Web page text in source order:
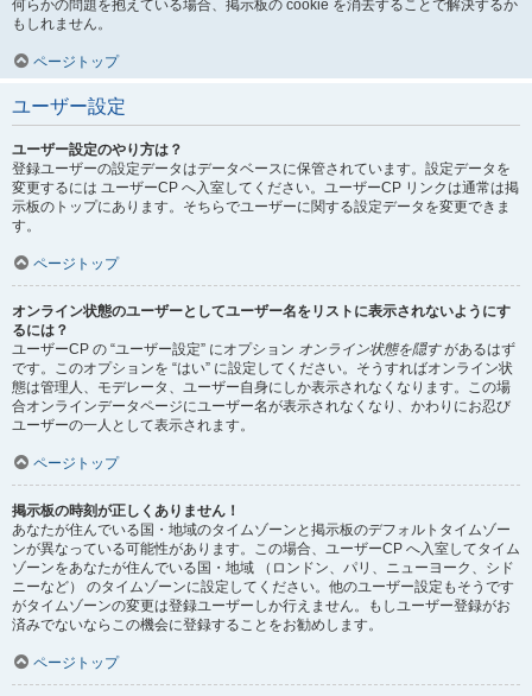
何らかの問題を抱えている場合、掲示板の cookie を消去することで解決するか
もしれません。
ページトップ
ユーザー設定
ユーザー設定のやり方は？
登録ユーザーの設定データはデータベースに保管されています。設定データを
変更するには ユーザーCP へ入室してください。ユーザーCP リンクは通常は掲
示板のトップにあります。そちらでユーザーに関する設定データを変更できま
す。
ページトップ
オンライン状態のユーザーとしてユーザー名をリストに表示されないようにす
るには？
ユーザーCP の “ユーザー設定” にオプション オンライン状態を隠すがあるはず
です。このオプションを “はい” に設定してください。そうすればオンライン状
態は管理人、モデレータ、ユーザー自身にしか表示されなくなります。この場
合オンラインデータページにユーザー名が表示されなくなり、かわりにお忍び
ユーザーの一人として表示されます。
ページトップ
掲示板の時刻が正しくありません！
あなたが住んでいる国・地域のタイムゾーンと掲示板のデフォルトタイムゾー
ンが異なっている可能性があります。この場合、ユーザーCP へ入室してタイム
ゾーンをあなたが住んでいる国・地域 （ロンドン、パリ、ニューヨーク、シド
ニーなど） のタイムゾーンに設定してください。他のユーザー設定もそうです
がタイムゾーンの変更は登録ユーザーしか行えません。もしユーザー登録がお
済みでないならこの機会に登録することをお勧めします。
ページトップ